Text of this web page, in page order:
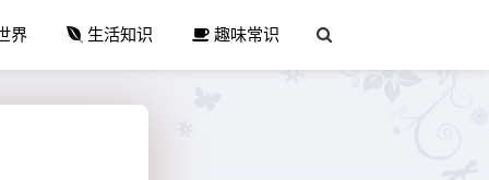
界 生活知识 趣味常识